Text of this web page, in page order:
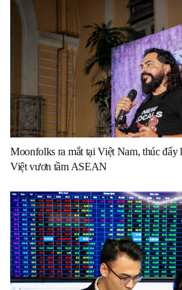
Moonfolks ra mắt tại Việt Nam, thúc đẩy
Việt vươn tầm ASEAN